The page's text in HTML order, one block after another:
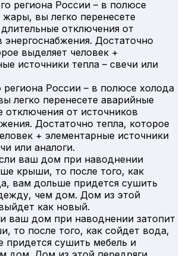
региона России – в полюсе холода
легко перенесете аварийные
отключения от источников
Достаточно тепла, которое
+ элементарные источники
или аналоги.
ваш дом при наводнении затопит
то после того, как сойдет вода,
придется сушить мебель и